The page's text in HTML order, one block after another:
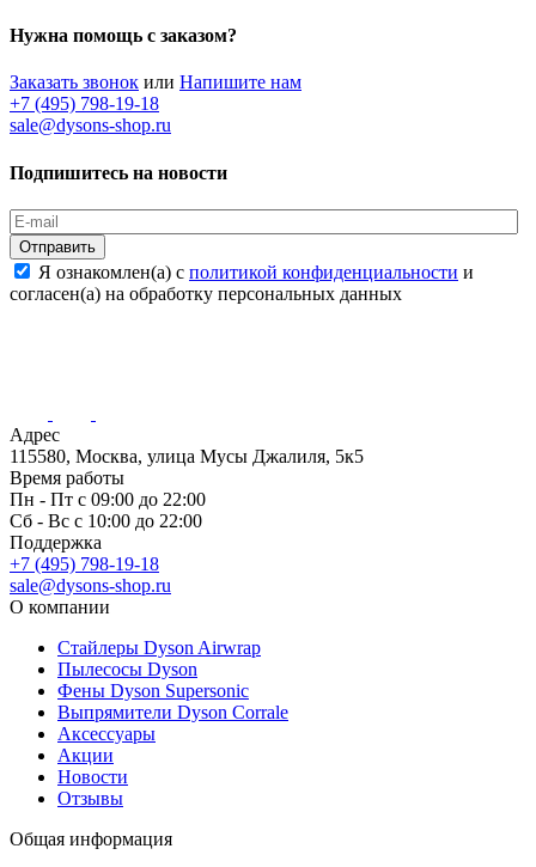
Нужна помощь с заказом?
Заказать звонок или Напишите нам
+7 (495) 798-19-18
sale@dysons-shop.ru
Подпишитесь на новости
Отправить
Я ознакомлен(а) с политикой конфиденциальности и
согласен(а) на обработку персональных данных
Адрес
115580, Москва, улица Мусы Джалиля, 5к5
Время работы
Пн - Пт с 09:00 до 22:00
Сб - Вс с 10:00 до 22:00
Поддержка
+7 (495) 798-19-18
sale@dysons-shop.ru
О компании
Стайлеры Dyson Airwrap
Пылесосы Dyson
Фены Dyson Supersonic
Выпрямители Dyson Corrale
Аксессуары
Акции
Новости
Отзывы
Общая информация